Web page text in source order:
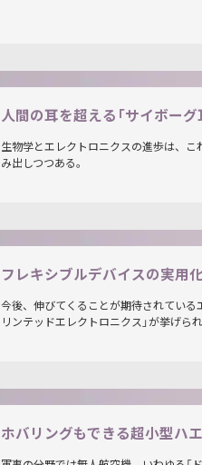
人間の耳を超える「サイボー
生物学とエレクトロニクスの進歩は、
み出しつつある。
フレキシブルデバイスの実用
今後、伸びてくることが期待されている
リンテッドエレクトロニクス」が挙げら
ホバリングもできる超小型ハ